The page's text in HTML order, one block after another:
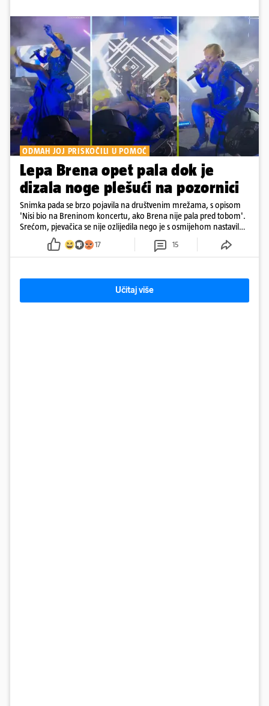
ODMAH JOJ PRISKOČILI U POMOĆ
Lepa Brena opet pala dok je
dizala noge plešući na pozornici
Snimka pada se brzo pojavila na društvenim mrežama, s opisom
'Nisi bio na Breninom koncertu, ako Brena nije pala pred tobom'.
Srećom, pjevačica se nije ozlijedila nego je s osmijehom nastavila
17 15
Učitaj više